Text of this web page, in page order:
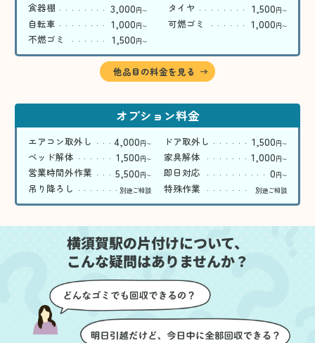
食器棚 3,000円〜 タイヤ 1,500円〜
自転車 1,000円〜 可燃ゴミ 1,000円〜
不燃ゴミ 1,500円〜
他品目の料金を見る
オプション料金
エアコン取外し 4,000円〜 ドア取外し 1,500円〜
ベッド解体 1,500円〜 家具解体 1,000円〜
営業時間外作業 5,500円〜 即日対応 0円〜
吊り降ろし 別途ご相談 特殊作業 別途ご相談
横須賀駅の片付けについて、
こんな疑問はありませんか？